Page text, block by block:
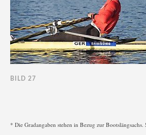
BILD 27
* Die Gradangaben stehen in Bezug zur Bootslängsachs.